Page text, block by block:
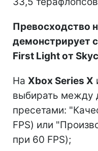
Превосходство
демонстрирует
First Light от
На Xbox Series X
выбирать между
пресетами:
FPS) или
при 60 FPS);